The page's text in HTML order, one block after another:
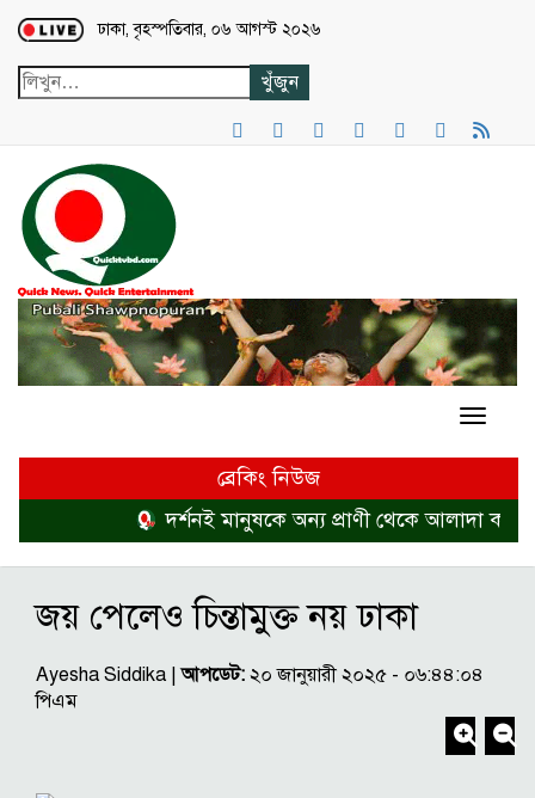
Loading...
ঢাকা, বৃহস্পতিবার, ০৬ আগস্ট ২০২৬
ব্রেকিং নিউজ
দর্শনই মানুষকে অন্য প্রাণী থেকে আলাদা করে
জয় পেলেও চিন্তামুক্ত নয় ঢাকা
Ayesha Siddika |আপডেট: ২০ জানুয়ারী ২০২৫ - ০৬:৪৪:০৪
পিএম